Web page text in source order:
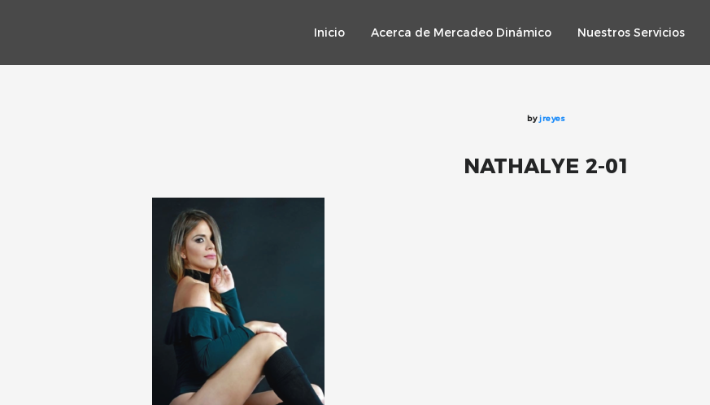
Inicio Acerca de Mercadeo Dinámico Nuestros Servicios
byjreyes
NATHALYE 2-01